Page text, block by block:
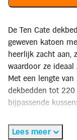
De Ten Cate
geweven katoen
heerlijk zacht aan,
waardoor ze
Met een lengte
dekbedden tot
bijpassende
✅Gratis
✅Gratis
Lees meer